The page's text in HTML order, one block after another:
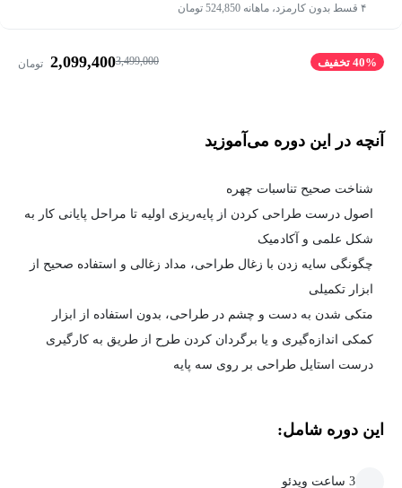
۴ قسط بدون کارمزد، ماهانه 524,850 تومان
40% تخفیف 3,499,000
2,099,400 تومان
آنچه در این دوره می‌آموزید
شناخت صحیح تناسبات چهره
اصول درست طراحی کردن از پایه‌ریزی اولیه تا مراحل پایانی کار به
شکل علمی و آکادمیک
چگونگی سایه زدن با زغال طراحی، مداد زغالی و استفاده صحیح از
ابزار تکمیلی
متکی شدن به دست و چشم در طراحی، بدون استفاده از ابزار
کمکی اندازه‌گیری و یا برگردان کردن طرح از طریق به کارگیری
درست استایل طراحی بر روی سه پایه
این دوره شامل:
3 ساعت ویدئو